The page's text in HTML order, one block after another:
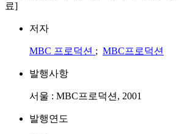
료]
저자
MBC 프로덕션 ; MBC프로덕션
발행사항
서울 : MBC프로덕션, 2001
발행연도